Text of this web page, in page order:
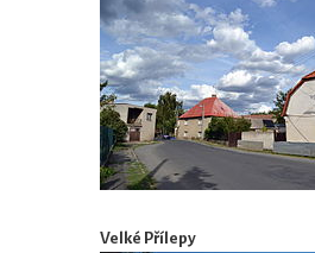
Velké Přílepy